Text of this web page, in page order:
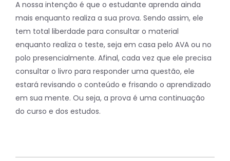
A nossa intenção é que o estudante aprenda ainda
mais enquanto realiza a sua prova. Sendo assim, ele
tem total liberdade para consultar o material
enquanto realiza o teste, seja em casa pelo AVA ou no
polo presencialmente. Afinal, cada vez que ele precisa
consultar o livro para responder uma questão, ele
estará revisando o conteúdo e frisando o aprendizado
em sua mente. Ou seja, a prova é uma continuação
do curso e dos estudos.